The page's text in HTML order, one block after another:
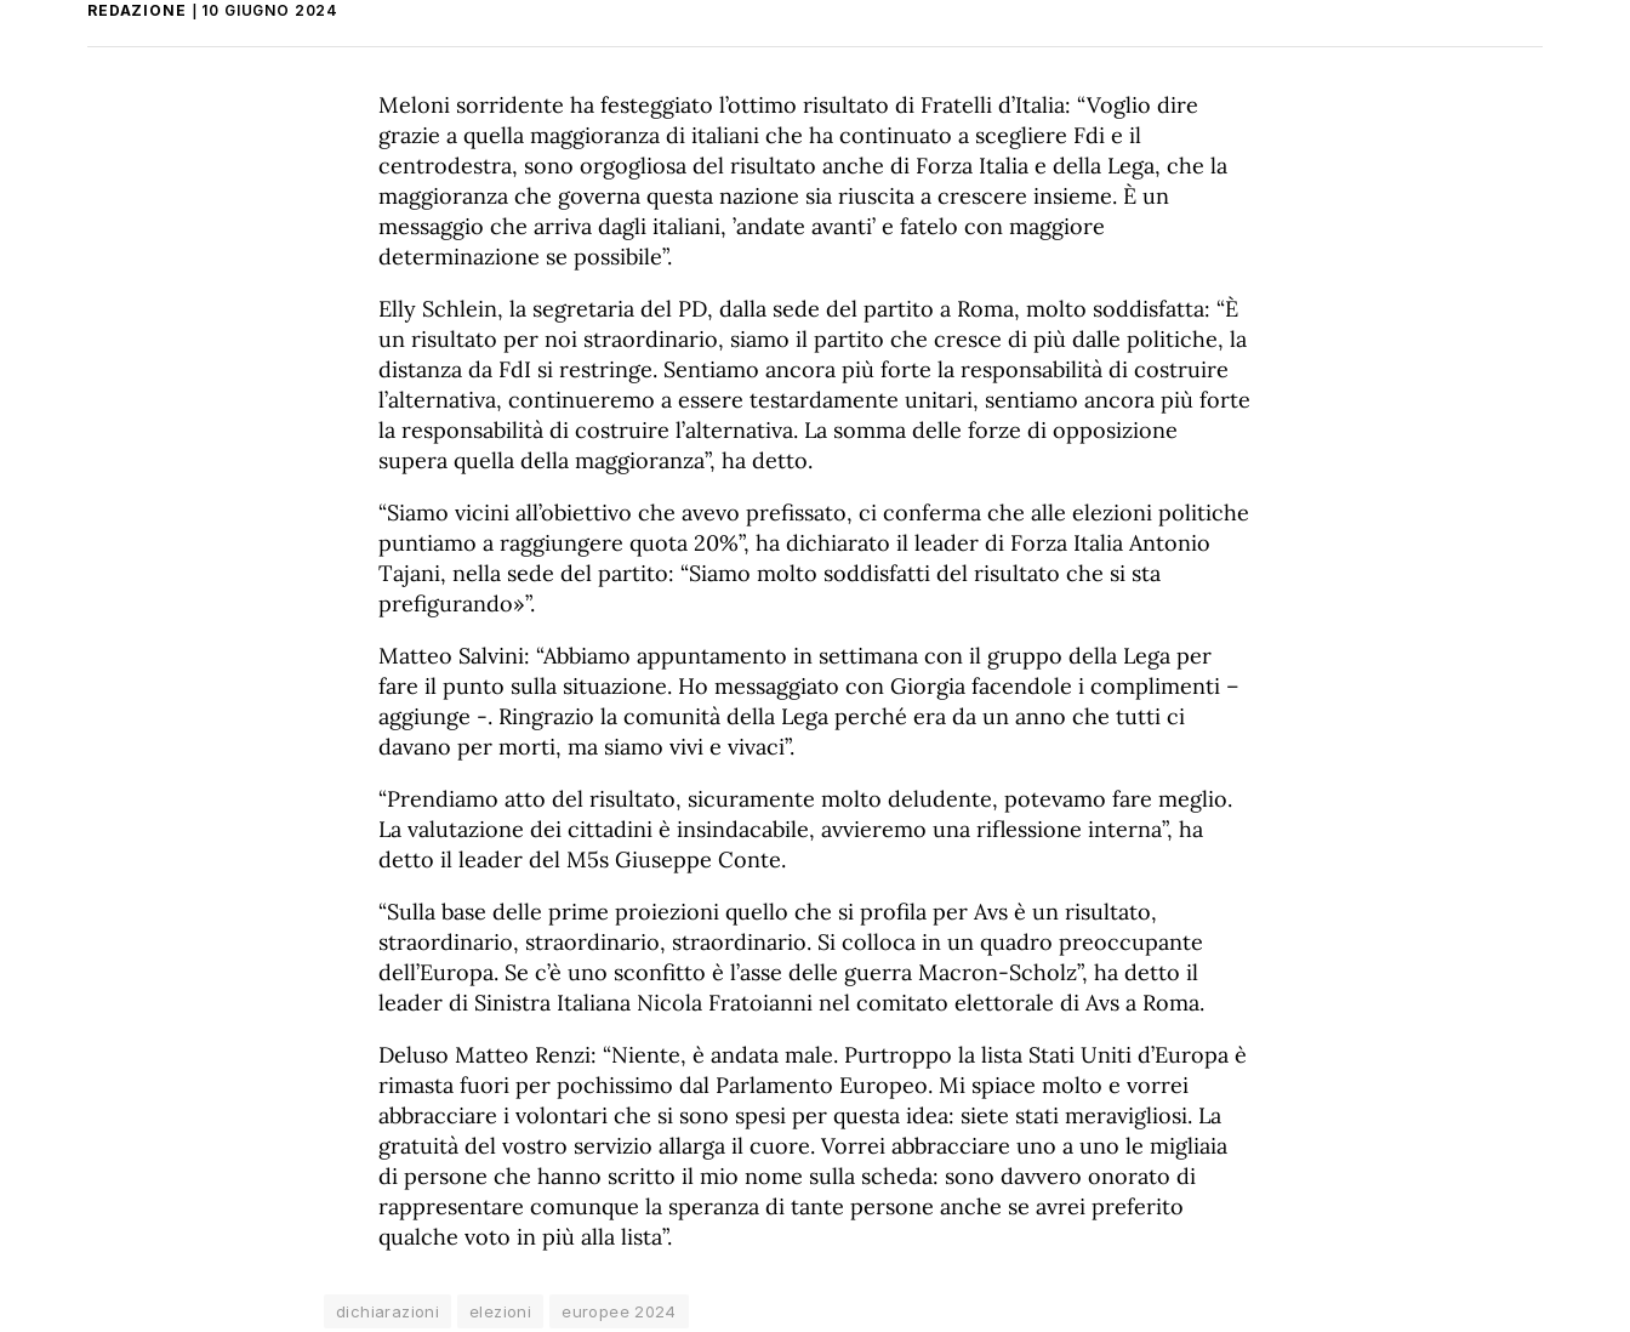
REDAZIONE 10 GIUGNO 2024
Meloni sorridente ha festeggiato l’ottimo risultato di Fratelli d’Italia: “Voglio dire
grazie a quella maggioranza di italiani che ha continuato a scegliere Fdi e il
centrodestra, sono orgogliosa del risultato anche di Forza Italia e della Lega, che la
maggioranza che governa questa nazione sia riuscita a crescere insieme. È un
messaggio che arriva dagli italiani, ’andate avanti’ e fatelo con maggiore
determinazione se possibile”.
Elly Schlein, la segretaria del PD, dalla sede del partito a Roma, molto soddisfatta: “È
un risultato per noi straordinario, siamo il partito che cresce di più dalle politiche, la
distanza da FdI si restringe. Sentiamo ancora più forte la responsabilità di costruire
l’alternativa, continueremo a essere testardamente unitari, sentiamo ancora più forte
la responsabilità di costruire l’alternativa. La somma delle forze di opposizione
supera quella della maggioranza”, ha detto.
“Siamo vicini all’obiettivo che avevo prefissato, ci conferma che alle elezioni politiche
puntiamo a raggiungere quota 20%”, ha dichiarato il leader di Forza Italia Antonio
Tajani, nella sede del partito: “Siamo molto soddisfatti del risultato che si sta
prefigurando»”.
Matteo Salvini: “Abbiamo appuntamento in settimana con il gruppo della Lega per
fare il punto sulla situazione. Ho messaggiato con Giorgia facendole i complimenti –
aggiunge -. Ringrazio la comunità della Lega perché era da un anno che tutti ci
davano per morti, ma siamo vivi e vivaci”.
“Prendiamo atto del risultato, sicuramente molto deludente, potevamo fare meglio.
La valutazione dei cittadini è insindacabile, avvieremo una riflessione interna”, ha
detto il leader del M5s Giuseppe Conte.
“Sulla base delle prime proiezioni quello che si profila per Avs è un risultato,
straordinario, straordinario, straordinario. Si colloca in un quadro preoccupante
dell’Europa. Se c’è uno sconfitto è l’asse delle guerra Macron-Scholz”, ha detto il
leader di Sinistra Italiana Nicola Fratoianni nel comitato elettorale di Avs a Roma.
Deluso Matteo Renzi: “Niente, è andata male. Purtroppo la lista Stati Uniti d’Europa è
rimasta fuori per pochissimo dal Parlamento Europeo. Mi spiace molto e vorrei
abbracciare i volontari che si sono spesi per questa idea: siete stati meravigliosi. La
gratuità del vostro servizio allarga il cuore. Vorrei abbracciare uno a uno le migliaia
di persone che hanno scritto il mio nome sulla scheda: sono davvero onorato di
rappresentare comunque la speranza di tante persone anche se avrei preferito
qualche voto in più alla lista”.
dichiarazioni elezioni europee 2024